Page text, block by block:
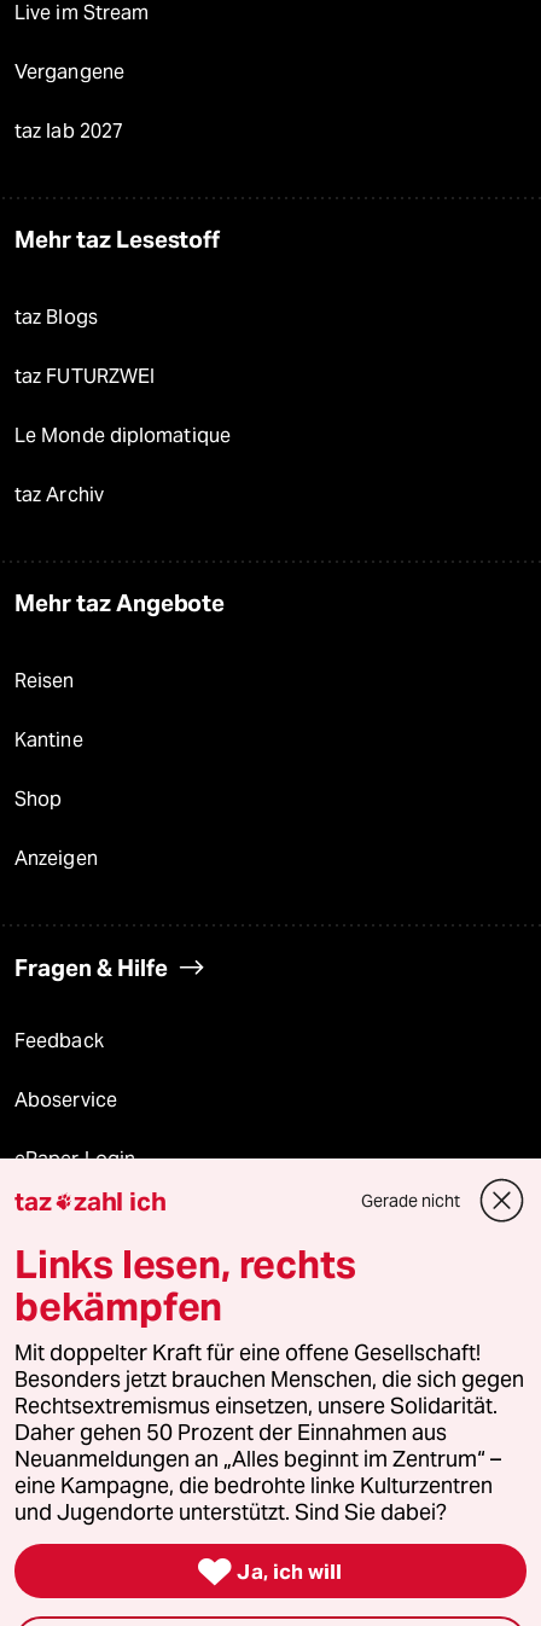
Live im Stream
Vergangene
taz lab 2027
Mehr taz Lesestoff
taz Blogs
taz FUTURZWEI
Le Monde diplomatique
taz Archiv
Mehr taz Angebote
Reisen
Kantine
Shop
Anzeigen
Fragen & Hilfe
Feedback
Aboservice
ePaper Login
Downloads für Abonnierende
© 2026 taz Verlags und Vertriebs GmbH
Alle Rechte vorbehalten. Bei rechtlichen Fragen oder für Genehmigungen
wenden Sie sich bitte an
lizenzen@taz.de
Feedback Redaktionsstatut Kommune-Richtlinien
Leitlinie Informant Datenschutz Impressum AGB
Seitenwende Einwilligungen widerrufen (Ads)
taz zahl ich Gerade nicht
Links lesen, rechts
bekämpfen
Mit doppelter Kraft für eine offene Gesellschaft!
Besonders jetzt brauchen Menschen, die sich gegen
Rechtsextremismus einsetzen, unsere Solidarität.
Daher gehen 50 Prozent der Einnahmen aus
Neuanmeldungen an „Alles beginnt im Zentrum“ –
eine Kampagne, die bedrohte linke Kulturzentren
und Jugendorte unterstützt. Sind Sie dabei?
 Ja, ich will